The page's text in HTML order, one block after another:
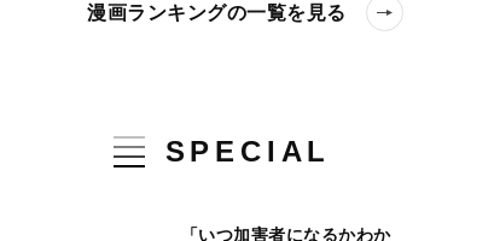
漫画ランキングの一覧を見る
SPECIAL
「いつ加害者になるかわか